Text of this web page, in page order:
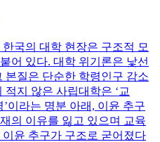
국의 대학 현장은 구조적 모
어 있다. 대학 위기론은 낯선
본질은 단순한 학령인구 감소
지 않은 사립대학은 ‘교
’이라는 명분 아래, 이윤 추구
의 이유를 잃고 있으며 교육
윤 추구가 구조로 굳어졌다